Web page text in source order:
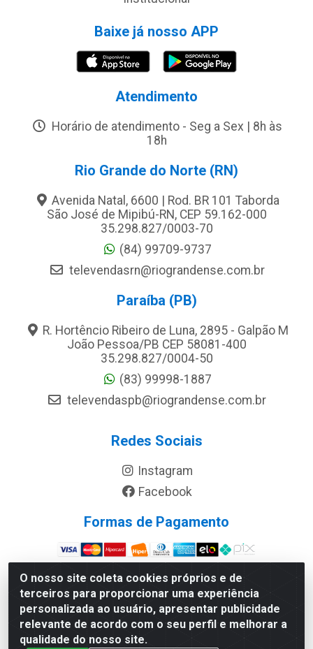
O nosso site coleta cookies próprios e de
terceiros para proporcionar uma experiência
personalizada ao usuário, apresentar publicidade
relevante de acordo com o seu perfil e melhorar a
qualidade do nosso site.
Baixe já nosso APP
Atendimento
Horário de atendimento - Seg a Sex | 8h às
18h
Rio Grande do Norte (RN)
Avenida Natal, 6600 | Rod. BR 101 Taborda
São José de Mipibú-RN, CEP 59.162-000
35.298.827/0003-70
(84) 99709-9737
televendasrn@riograndense.com.br
Paraíba (PB)
R. Hortêncio Ribeiro de Luna, 2895 - Galpão M
João Pessoa/PB CEP 58081-400
35.298.827/0004-50
(83) 99998-1887
televendaspb@riograndense.com.br
Redes Sociais
Instagram
Facebook
Formas de Pagamento
Site Seguro